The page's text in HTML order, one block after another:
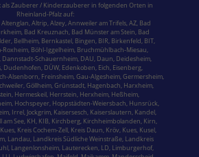
Zauberer / Kinderzauberer in folgenden Orten in
Rheinland-Pfalzauf:
Altenglan, Altrip,Alzey, Annweiler am Trifels, AZ, Bad
, Bad Kreuznach, Bad Münster am Stein, Bad
Bellheim, Bernkastel, Bingen, BIR, Birkenfeld, BIT,
Roxheim, Böhl-Iggelheim, Bruchmühlbach-Miesau,
Dannstadt-Schauernheim, DAU, Daun, Deidesheim,
, Dudenhofen, DÜW, Edenkoben, Eich, Eisenberg,
Alsenborn, Freinsheim, Gau-Algesheim, Germersheim,
Göllheim,Grünstadt, Hagenbach, Harxheim,
, Hermeskeil, Herrstein, Herxheim, Heßheim,
Hochspeyer, Hoppstädten-Weiersbach, Hunsrück,
Irrel, Jockgrim, Kaisersesch, Kaiserslautern, Kandel,
am See, KH, KIB, Kirchberg, Kirchheimbolanden, Kirn,
, Kreis Cochem-Zell, Kreis Daun, Kröv, Kues, Kusel,
Landau, Landkreis Südliche Weinstraße, Landkreis
, Langenlonsheim, Lauterecken, LD, Limburgerhof,